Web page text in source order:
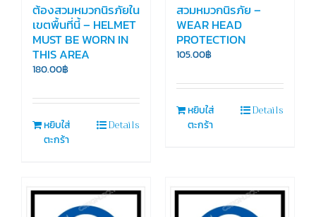
ต้องสวมหมวกนิรภัยใน
เขตพื้นที่นี้ – HELMET
MUST BE WORN IN
THIS AREA
180.00฿
หยิบใส่
ตะกร้า
Details
สวมหมวกนิรภัย –
WEAR HEAD
PROTECTION
105.00฿
หยิบใส่
ตะกร้า
Details